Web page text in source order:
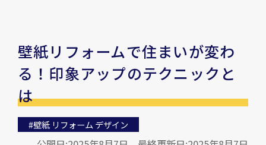
壁紙リフォームで住まいが変わ
る！印象アップのテクニックと
は
#壁紙 リフォーム デザイン